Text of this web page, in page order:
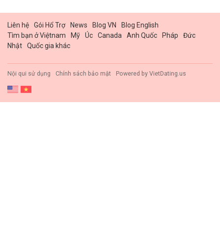
Liên hệ Gói Hổ Trợ News Blog VN
Blog English
Tìm bạn ở Việtnam
Mỹ Úc Canada Anh Quốc Pháp
Đức
Nhật
Quốc gia khác
Nội qui sử dụng Chính sách bảo mật Powered by VietDating.us